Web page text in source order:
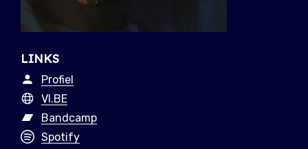
LINKS
Profiel
VI.BE
Bandcamp
Spotify